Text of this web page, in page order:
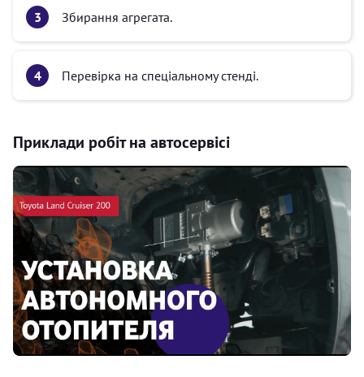
Збирання агрегата.
Перевірка на спеціальному стенді.
Приклади робіт на автосервісі